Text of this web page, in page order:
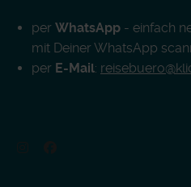
per WhatsApp - einfach
mit Deiner WhatsApp
per E-Mail: